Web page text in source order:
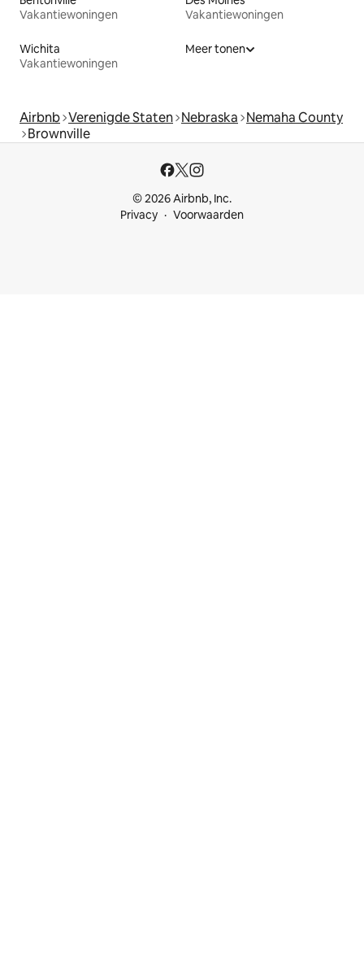
Vakantiewoningen
Vakantiewoningen
Wichita
Vakantiewoningen
Meer tonen
Airbnb Verenigde Staten Nebraska Nemaha County
Brownville
© 2026 Airbnb, Inc.
Privacy
Voorwaarden